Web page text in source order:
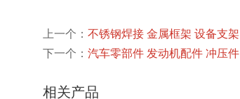
上一个： 不锈钢焊接 金属框架 设备支架
下一个： 汽车零部件 发动机配件 冲压件
相关产品